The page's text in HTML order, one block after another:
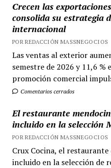
Crecen las
consolida su estrategia
internacional
POR REDACCIÓN MASSNEGOCIOS
Las ventas al exterior
semestre de 2026 y 11,6 %
promoción comercial
Comentarios cerrados
El restaurante
incluido en la selección
POR REDACCIÓN MASSNEGOCIOS
Crux Cocina, el
incluido en la selección de